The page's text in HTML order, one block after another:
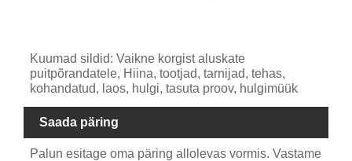
Kuumad sildid: Vaikne korgist aluskate
puitpõrandatele, Hiina, tootjad, tarnijad, tehas,
kohandatud, laos, hulgi, tasuta proov, hulgimüük
Saada päring
Palun esitage oma päring allolevas vormis. Vastame